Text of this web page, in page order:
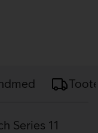
Series 11